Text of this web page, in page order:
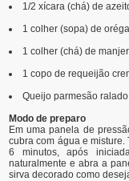
1/2 xícara (chá) de
1 colher (sopa) de
1 colher (chá) de
1 copo de requeijão
Queijo parmesão
Modo de preparo
Em uma panela de
cubra com água e
6 minutos, após
naturalmente e abra a
sirva decorado como